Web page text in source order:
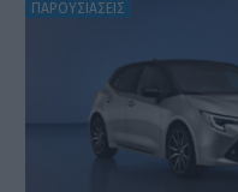
ΠΑΡΟΥΣΙΑΣΕΙΣ